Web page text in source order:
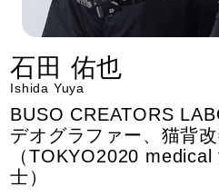
石田 佑也
Ishida Yuya
BUSO CREATORS
デオグラファー、猫背
（TOKYO2020
士）